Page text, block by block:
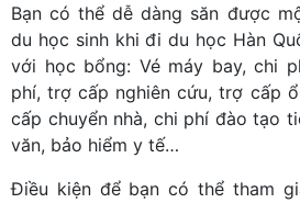
Bạn có thể dễ dàng săn được
du học sinh khi đi du học Hàn
với học bổng: Vé máy bay, chi
phí, trợ cấp nghiên cứu, trợ cấp
cấp chuyển nhà, chi phí đào tạo
văn, bảo hiểm y tế…
Điều kiện để bạn có thể tham